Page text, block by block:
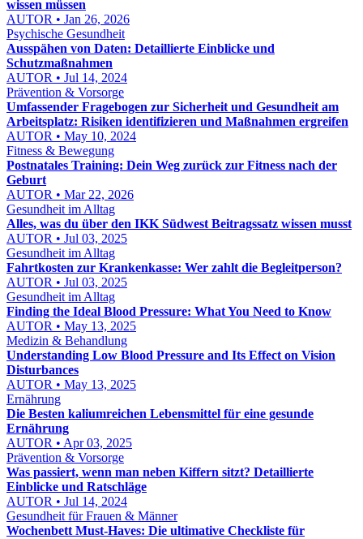
wissen müssen
AUTOR • Jan 26, 2026
Psychische Gesundheit
Ausspähen von Daten: Detaillierte Einblicke und
Schutzmaßnahmen
AUTOR • Jul 14, 2024
Prävention & Vorsorge
Umfassender Fragebogen zur Sicherheit und Gesundheit am
Arbeitsplatz: Risiken identifizieren und Maßnahmen ergreifen
AUTOR • May 10, 2024
Fitness & Bewegung
Postnatales Training: Dein Weg zurück zur Fitness nach der
Geburt
AUTOR • Mar 22, 2026
Gesundheit im Alltag
Alles, was du über den IKK Südwest Beitragssatz wissen musst
AUTOR • Jul 03, 2025
Gesundheit im Alltag
Fahrtkosten zur Krankenkasse: Wer zahlt die Begleitperson?
AUTOR • Jul 03, 2025
Gesundheit im Alltag
Finding the Ideal Blood Pressure: What You Need to Know
AUTOR • May 13, 2025
Medizin & Behandlung
Understanding Low Blood Pressure and Its Effect on Vision
Disturbances
AUTOR • May 13, 2025
Ernährung
Die Besten kaliumreichen Lebensmittel für eine gesunde
Ernährung
AUTOR • Apr 03, 2025
Prävention & Vorsorge
Was passiert, wenn man neben Kiffern sitzt? Detaillierte
Einblicke und Ratschläge
AUTOR • Jul 14, 2024
Gesundheit für Frauen & Männer
Wochenbett Must-Haves: Die ultimative Checkliste für